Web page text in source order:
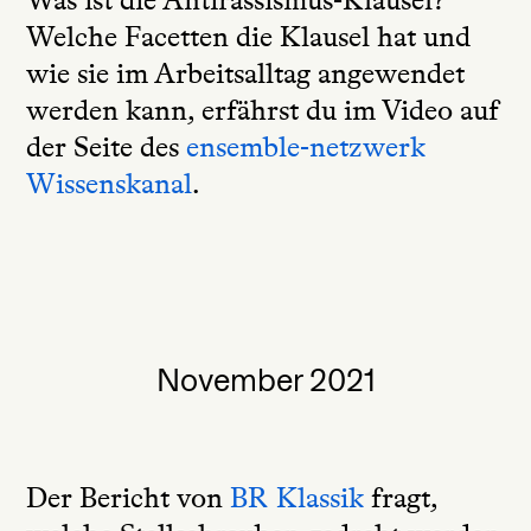
Welche Facetten die Klausel hat und
wie sie im Arbeitsalltag angewendet
werden kann, erfährst du im Video auf
der Seite desensemble-netzwerk
Wissenskanal.
November 2021
Der Bericht vonBR Klassik fragt,